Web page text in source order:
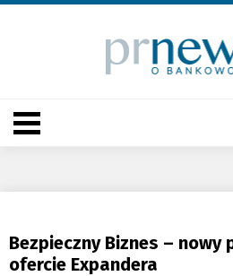
Bezpieczny Biznes –
ofercie Expandera